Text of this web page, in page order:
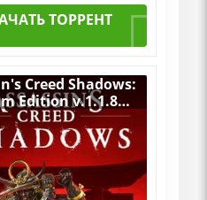
ТОРРЕНТ
Creed Shadows:
Edition v.1.1.8
[RUS|ENG]
Пиратка
+ All DLCs